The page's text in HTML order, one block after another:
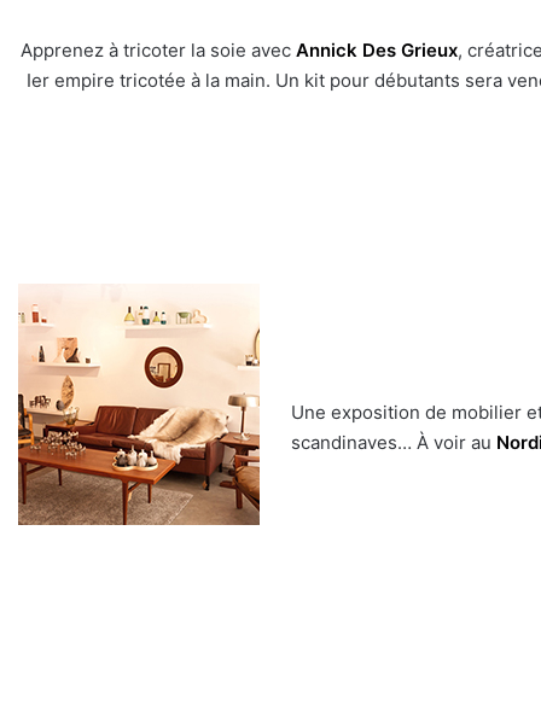
Apprenez à tricoter la soie avec Annick Des Grieux,
Ier empire tricotée à la main. Un kit pour débutants sera
Une exposition de mobilier
scandinaves… À voir au